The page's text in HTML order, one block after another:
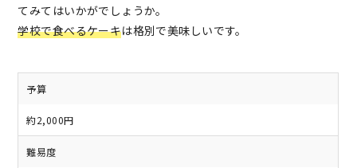
てみてはいかがでしょうか。
学校で食べるケーキは格別で美味しいです。
予算
約2,000円
難易度